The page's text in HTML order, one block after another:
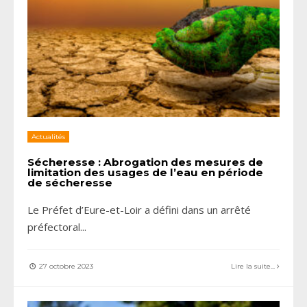
Actualités
Sécheresse : Abrogation des mesures de
limitation des usages de l’eau en période
de sécheresse
Le Préfet d’Eure-et-Loir a défini dans un arrêté
préfectoral...
27 octobre 2023 Lire la suite...